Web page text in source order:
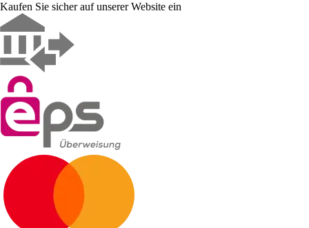
Kaufen Sie sicher auf unserer Website ein